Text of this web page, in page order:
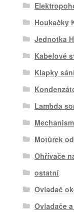
Houkačky
Jednotka
Kabelové
Klapky
Lambda
Motůrek
Ohřívače
ostatní
Ovladač
Ovladače